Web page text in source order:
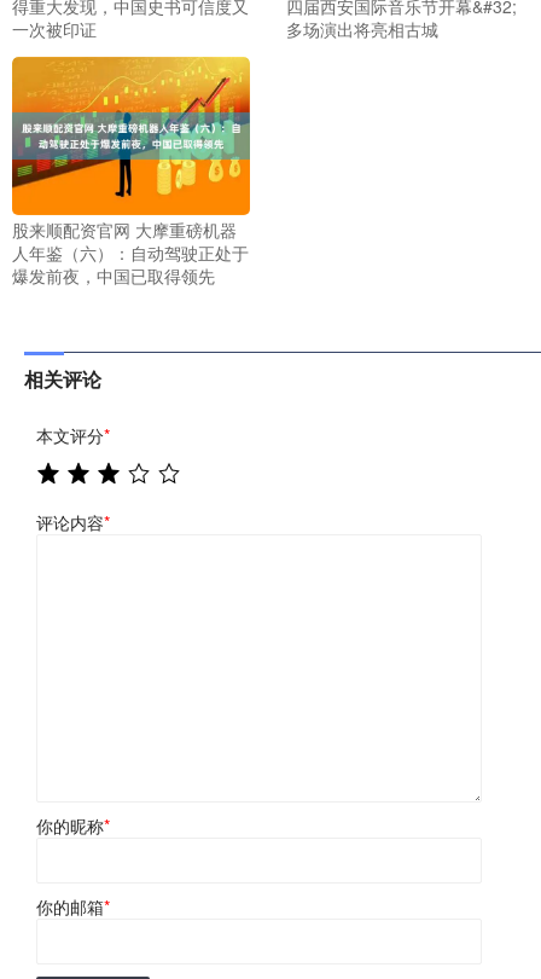
得重大发现，中国史书可信度又
一次被印证
四届西安国际音乐节开幕&#32;
多场演出将亮相古城
股来顺配资官网 大摩重磅机器
人年鉴（六）：自动驾驶正处于
爆发前夜，中国已取得领先
相关评论
本文评分*
评论内容*
你的昵称*
你的邮箱*